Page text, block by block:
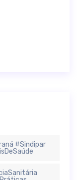
#Sindipar